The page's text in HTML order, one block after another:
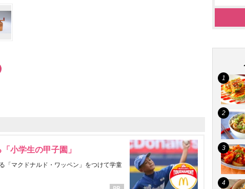
小学生の甲子園」
「マクドナルド・ワッペン」をつけて学童